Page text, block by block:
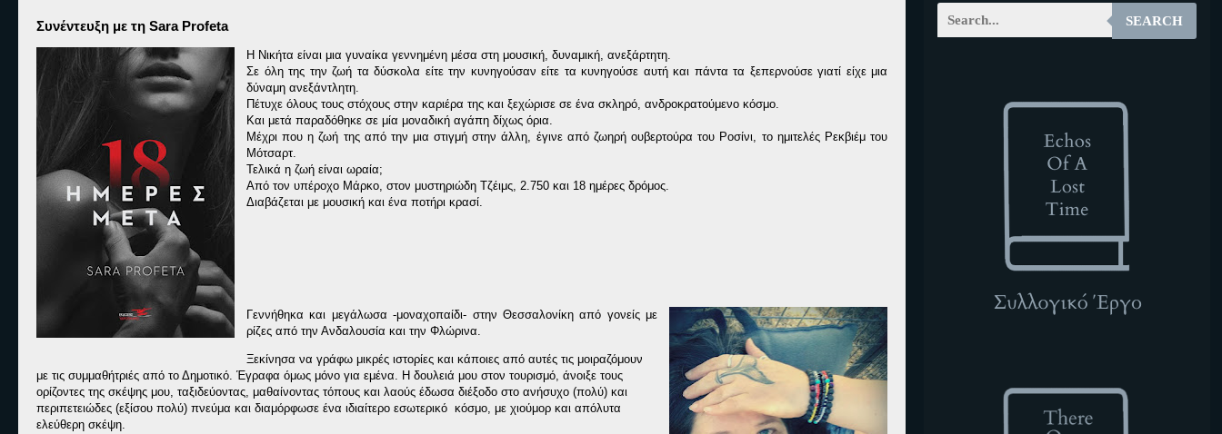
Συνέντευξη με τη Sara Profeta
Η Νικήτα είναι μια γυναίκα γεννημένη μέσα στη μουσική, δυναμική, ανεξάρτητη.
Σε όλη της την ζωή τα δύσκολα είτε την κυνηγούσαν είτε τα κυνηγούσε αυτή και πάντα τα ξεπερνούσε γιατί είχε μια
δύναμη ανεξάντλητη.
Πέτυχε όλους τους στόχους στην καριέρα της και ξεχώρισε σε ένα σκληρό, ανδροκρατούμενο κόσμο.
Και μετά παραδόθηκε σε μία μοναδική αγάπη δίχως όρια.
Μέχρι που η ζωή της από την μια στιγμή στην άλλη, έγινε από ζωηρή ουβερτούρα του Ροσίνι, το ημιτελές Ρεκβιέμ του
Μότσαρτ.
Τελικά η ζωή είναι ωραία;
Από τον υπέροχο Μάρκο, στον μυστηριώδη Τζέιμς, 2.750 και 18 ημέρες δρόμος.
Διαβάζεται με μουσική και ένα ποτήρι κρασί.
Γεννήθηκα και μεγάλωσα -μοναχοπαίδι- στην Θεσσαλονίκη από γονείς με
ρίζες από την Ανδαλουσία και την Φλώρινα.
Ξεκίνησα να γράφω μικρές ιστορίες και κάποιες από αυτές τις μοιραζόμουν
με τις συμμαθήτριές από το Δημοτικό. Έγραφα όμως μόνο για εμένα. Η δουλειά μου στον τουρισμό, άνοιξε τους
ορίζοντες της σκέψης μου, ταξιδεύοντας, μαθαίνοντας τόπους και λαούς έδωσα διέξοδο στο ανήσυχο (πολύ) και
περιπετειώδες (εξίσου πολύ) πνεύμα και διαμόρφωσε ένα ιδιαίτερο εσωτερικό κόσμο, με χιούμορ και απόλυτα
ελεύθερη σκέψη.
SEARCH